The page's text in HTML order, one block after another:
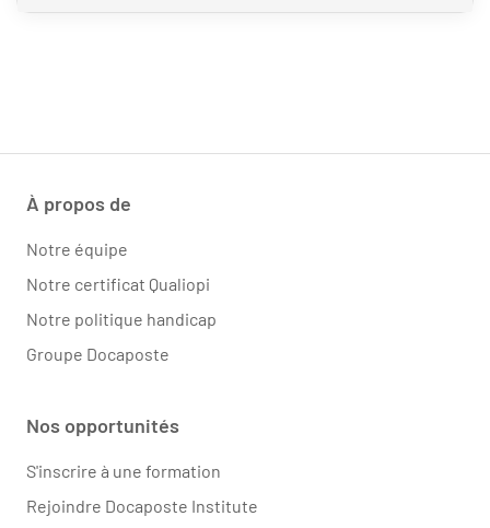
À propos de
Notre équipe
Notre certificat Qualiopi
Notre politique handicap
Groupe Docaposte
Nos opportunités
S'inscrire à une formation
Rejoindre Docaposte Institute